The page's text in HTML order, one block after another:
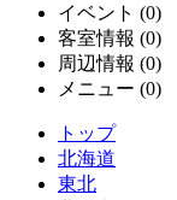
イベント (0)
客室情報 (0)
周辺情報 (0)
メニュー (0)
トップ
北海道
東北